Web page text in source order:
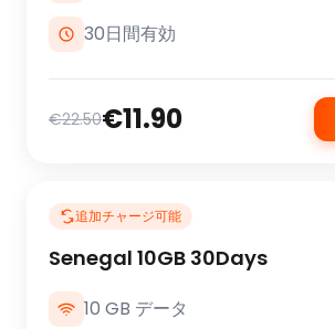
30日間有効
€22.50€11.90
追加チャージ可能
Senegal 10GB 30Days
10 GB データ